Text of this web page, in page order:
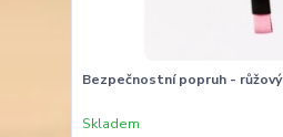
Bezpečnostní popruh - růžový
Skladem